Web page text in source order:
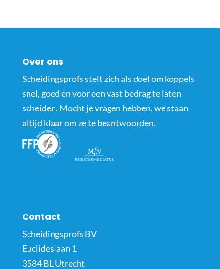
Over ons
Scheidingsprofs stelt zich als doel om koppels
snel, goed en voor een vast bedrag te laten
scheiden. Mocht je vragen hebben, we staan
altijd klaar om ze te beantwoorden.
Contact
Scheidingsprofs BV
Euclideslaan 1
3584 BL Utrecht